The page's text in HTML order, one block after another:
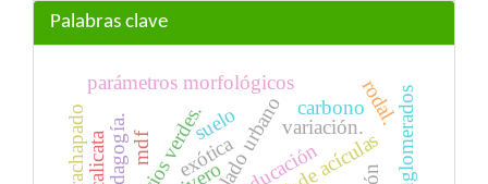
Palabras clave
arbolado urbanovariación.
educación
pedagogía.
parámetros morfológicos
exótica
carbono
mdf
calicata
suelo rodal.